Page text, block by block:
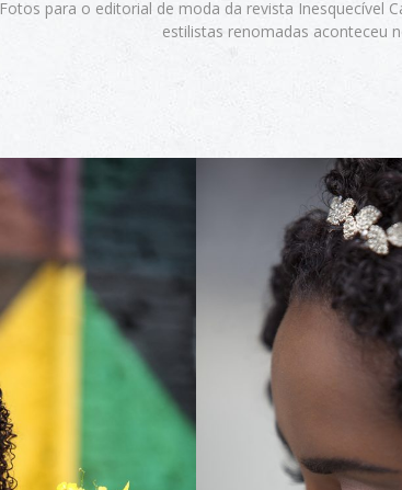
Fotos para o editorial de moda da revista Inesquecível
estilistas renomadas aconteceu